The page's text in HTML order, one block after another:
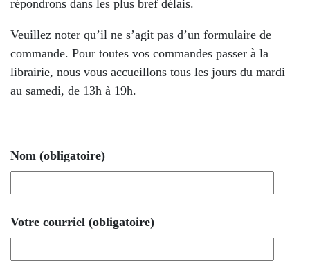
répondrons dans les plus bref délais.
Veuillez noter qu’il ne s’agit pas d’un formulaire de
commande. Pour toutes vos commandes passer à la
librairie, nous vous accueillons tous les jours du mardi
au samedi, de 13h à 19h.
Nom (obligatoire)
Votre courriel (obligatoire)